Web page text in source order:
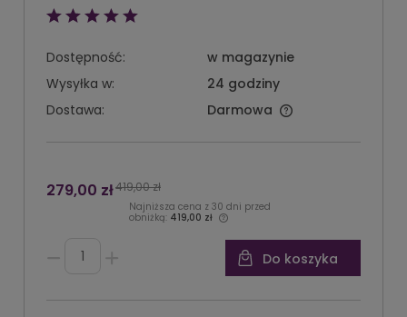
Dostępność:
w magazynie
Wysyłka w:
24 godziny
Dostawa:
Darmowa
279,00 zł419,00 zł
Najniższa cena z 30 dni przed
obniżką: 419,00 zł
Do koszyka